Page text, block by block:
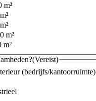
m²
m²
m²
(Vereist)
(bedrijfs/kantoorruimte)